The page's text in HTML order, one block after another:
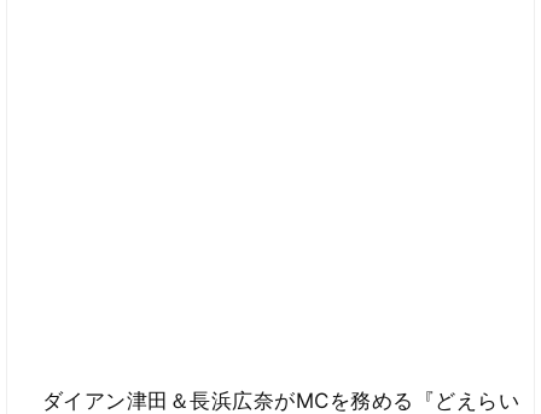
ダイアン津田＆長浜広奈がMCを務める『どえらい